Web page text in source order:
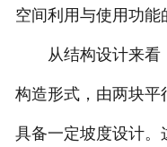
空间利用与使用功能
从结构设计来看，
构造形式，由两块平
具备一定坡度设计。